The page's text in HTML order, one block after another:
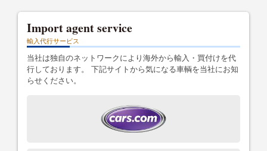
Import agent service
輸入代行サービス
当社は独自のネットワークにより海外から輸入・買付けを代
行しております。 下記サイトから気になる車輌を当社にお知
らせください。